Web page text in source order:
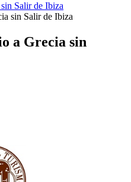
Salir de Ibiza
a Grecia sin